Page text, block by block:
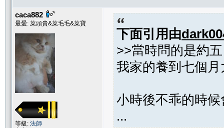
caca882
最愛: 菜頭貴&菜毛毛&菜寶
等級: 法師
下面引用由
>>當時問的是約
我家的養到七個
小時後不乖的時
...